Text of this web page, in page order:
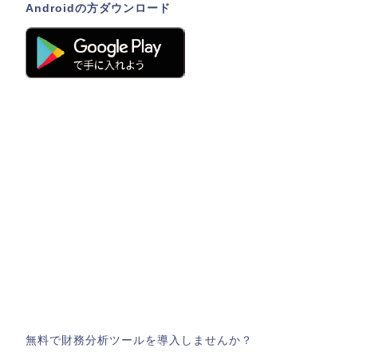
Androidの方ダウンロード
無料で財務分析ツールを導入しませんか？